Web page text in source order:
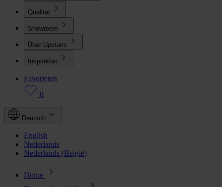
Qualität
Showroom
Über Upstairs
Inspiration
Favorieten
0
Deutsch
English
Nederlands
Nederlands (België)
Home